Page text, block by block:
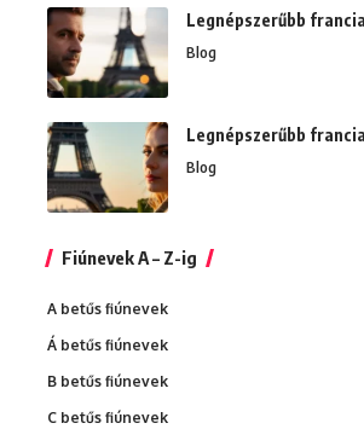
Legnépszerűbb
Blog
Legnépszerűbb
Blog
Fiúnevek A – Z-ig
A betűs fiúnevek
Á betűs fiúnevek
B betűs fiúnevek
C betűs fiúnevek